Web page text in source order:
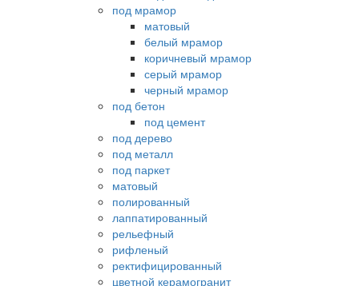
под мрамор
матовый
белый мрамор
коричневый мрамор
серый мрамор
черный мрамор
под бетон
под цемент
под дерево
под металл
под паркет
матовый
полированный
лаппатированный
рельефный
рифленый
ректифицированный
цветной керамогранит